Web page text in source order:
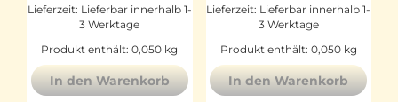
Lieferzeit: Lieferbar innerhalb 1-
3 Werktage
Produkt enthält: 0,050 kg
In den Warenkorb
Lieferzeit: Lieferbar innerhalb 1-
3 Werktage
Produkt enthält: 0,050 kg
In den Warenkorb